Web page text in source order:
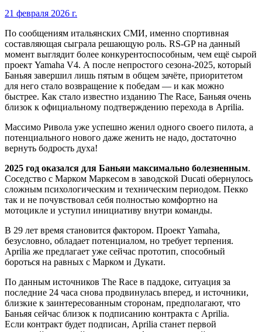
21 февраля 2026 г.
По сообщениям итальянских СМИ, именно спортивная
составляющая сыграла решающую роль. RS-GP на данный
момент выглядит более конкурентоспособным, чем ещё сырой
проект Yamaha V4. А после непростого сезона-2025, который
Баньяя завершил лишь пятым в общем зачёте, приоритетом
для него стало возвращение к победам — и как можно
быстрее. Как стало известно изданию The Race, Баньяя очень
близок к официальному подтверждению перехода в Aprilia.
Массимо Ривола уже успешно женил одного своего пилота, а
потенциального нового даже женить не надо, достаточно
вернуть бодрость духа!
2025 год оказался для Баньяи максимально болезненным.
Соседство с Марком Маркесом в заводской Ducati обернулось
сложным психологическим и техническим периодом. Пекко
так и не почувствовал себя полностью комфортно на
мотоцикле и уступил инициативу внутри команды.
В 29 лет время становится фактором. Проект Yamaha,
безусловно, обладает потенциалом, но требует терпения.
Aprilia же предлагает уже сейчас прототип, способный
бороться на равных с Марком и Дукати.
По данным источников The Race в паддоке, ситуация за
последние 24 часа снова продвинулась вперед, и источники,
близкие к заинтересованным сторонам, предполагают, что
Баньяя сейчас близок к подписанию контракта с Aprilia.
Если контракт будет подписан, Aprilia станет первой